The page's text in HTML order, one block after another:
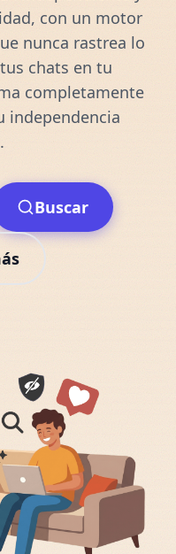
con un motor
nunca rastrea lo
chats en tu
completamente
independencia
Buscar